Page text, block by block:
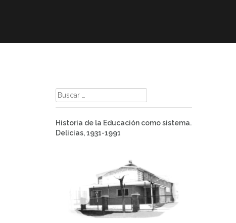
Buscar:
Historia de la Educación como sistema.
Delicias, 1931-1991